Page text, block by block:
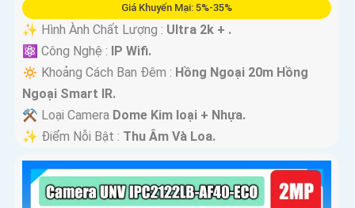
Giá Khuyến Mại: 5%-35%
✨ Hình Ành Chất Lượng : Ultra 2k + .
⚛️ Công Nghệ : IP Wifi.
🔅 Khoảng Cách Ban Đêm : Hồng Ngoại 20m Hồng
Ngoại Smart IR.
⚒ Loại Camera Dome Kim loại + Nhựa.
️✨ Điểm Nỗi Bật : Thu Âm Và Loa.